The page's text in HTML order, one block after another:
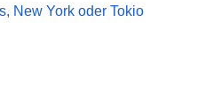
New York oder Tokio